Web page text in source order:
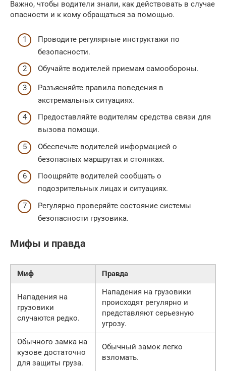
Важно, чтобы водители знали, как действовать в случае
опасности и к кому обращаться за помощью.
Проводите регулярные инструктажи по
безопасности.
Обучайте водителей приемам самообороны.
Разъясняйте правила поведения в
экстремальных ситуациях.
Предоставляйте водителям средства связи для
вызова помощи.
Обеспечьте водителей информацией о
безопасных маршрутах и стоянках.
Поощряйте водителей сообщать о
подозрительных лицах и ситуациях.
Регулярно проверяйте состояние системы
безопасности грузовика.
Мифы и правда
Миф Правда
Нападения на
грузовики
случаются редко.
Нападения на грузовики
происходят регулярно и
представляют серьезную
угрозу.
Обычного замка на
кузове достаточно
для защиты груза.
Обычный замок легко
взломать.